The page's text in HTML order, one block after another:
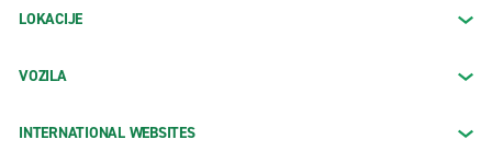
LOKACIJE
VOZILA
INTERNATIONAL WEBSITES